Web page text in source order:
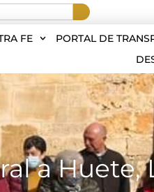
FE PORTAL DE
a Huete,